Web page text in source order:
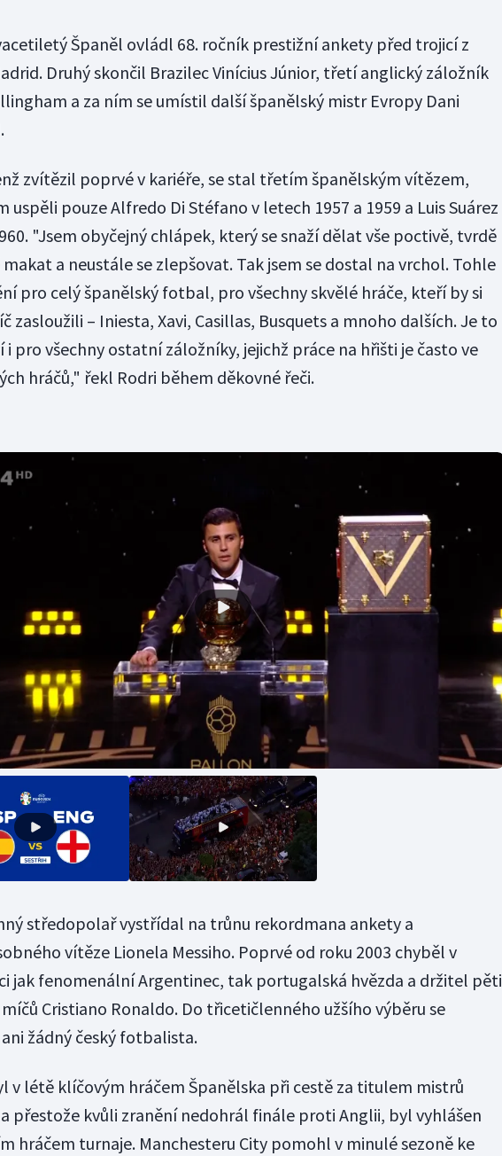
Španěl ovládl 68. ročník prestižní ankety před trojicí z
Druhý skončil Brazilec Vinícius Júnior, třetí anglický záložník
a za ním se umístil další španělský mistr Evropy Dani
zvítězil poprvé v kariéře, se stal třetím španělským vítězem,
uspěli pouze Alfredo Di Stéfano v letech 1957 a 1959 a Luis Suárez
"Jsem obyčejný chlápek, který se snaží dělat vše poctivě, tvrdě
makat a neustále se zlepšovat. Tak jsem se dostal na vrchol. Tohle
pro celý španělský fotbal, pro všechny skvělé hráče, kteří by si
zasloužili – Iniesta, Xavi, Casillas, Busquets a mnoho dalších. Je to
i pro všechny ostatní záložníky, jejichž práce na hřišti je často ve
hráčů," řekl Rodri během děkovné řeči.
středopolař vystřídal na trůnu rekordmana ankety a
vítěze Lionela Messiho. Poprvé od roku 2003 chyběl v
jak fenomenální Argentinec, tak portugalská hvězda a držitel pěti
Cristiano Ronaldo. Do třicetičlenného užšího výběru se
žádný český fotbalista.
v létě klíčovým hráčem Španělska při cestě za titulem mistrů
přestože kvůli zranění nedohrál finále proti Anglii, byl vyhlášen
hráčem turnaje. Manchesteru City pomohl v minulé sezoně ke